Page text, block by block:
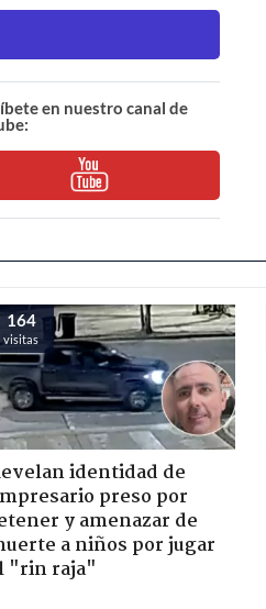
en nuestro canal de
164
visitas
identidad de
preso por
y amenazar de
a niños por jugar
"rin raja"